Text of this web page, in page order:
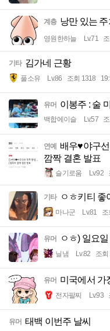
계층 낭만 있는 주
영원한하늘 Lv.71
기타 김가네 근황
풀소유 Lv.86 조회 1318
유머 이봉주 : 술
백합에이슬 Lv.57
연예
배우♥야구
깜짝 결혼 발표
슬기로움 Lv.92
기타 ㅇㅎ키티 좋
마나군 Lv.81 조
유머 ㅇㅎ) 일요
닐냄 Lv.82 조회
유머 미국에서 가
전자팔찌 Lv.93
유머 태백 이번주 날씨